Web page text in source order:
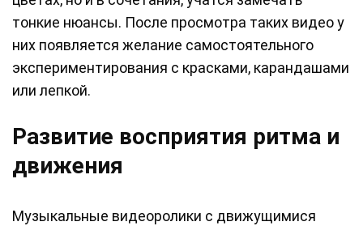
тонкие нюансы. После просмотра таких видео у
них появляется желание самостоятельного
экспериментирования с красками, карандашами
или лепкой.
Развитие восприятия ритма и
движения
Музыкальные видеоролики с движущимися